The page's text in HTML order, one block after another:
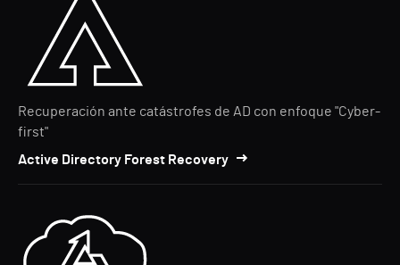
Recuperación ante catástrofes de AD con enfoque "Cyber-
first"
Active Directory Forest Recovery